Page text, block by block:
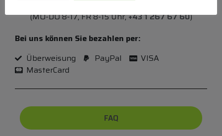
(MO-DO 8-17, FR 8-15 Uhr,+43 1 267 67 60)
Bei uns können Sie bezahlen per:
Überweisung
PayPal
VISA
MasterCard
FAQ